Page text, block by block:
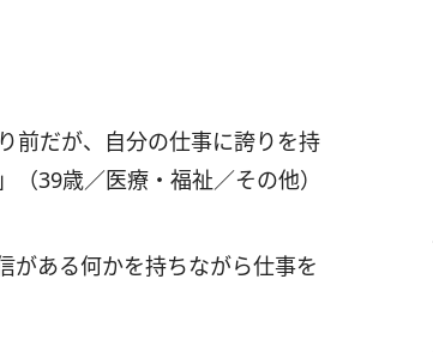
前だが、自分の仕事に誇りを持
39歳／医療・福祉／その他）
がある何かを持ちながら仕事を